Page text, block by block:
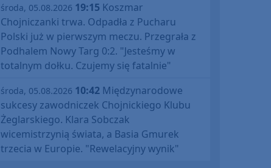
środa, 05.08.2026 19:15 Koszmar
Chojniczanki trwa. Odpadła z Pucharu
Polski już w pierwszym meczu. Przegrała z
Podhalem Nowy Targ 0:2. "Jesteśmy w
totalnym dołku. Czujemy się fatalnie"
środa, 05.08.2026 10:42 Międzynarodowe
sukcesy zawodniczek Chojnickiego Klubu
Żeglarskiego. Klara Sobczak
wicemistrzynią świata, a Basia Gmurek
trzecia w Europie. "Rewelacyjny wynik"